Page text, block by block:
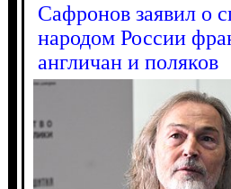
Сафронов заявил о
народом России
англичан и поляков